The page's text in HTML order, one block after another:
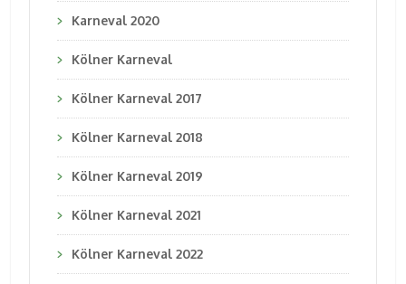
Karneval 2020
Kölner Karneval
Kölner Karneval 2017
Kölner Karneval 2018
Kölner Karneval 2019
Kölner Karneval 2021
Kölner Karneval 2022